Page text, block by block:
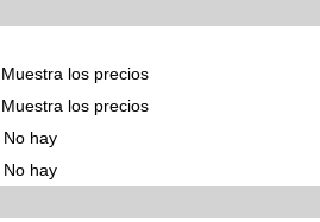
Muestra los precios
Muestra los precios
No hay
No hay